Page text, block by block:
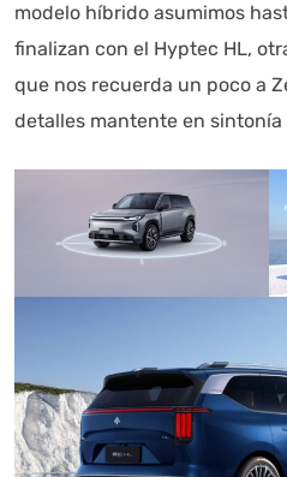
modelo híbrido asumimos
finalizan con el Hyptec HL,
que nos recuerda un poco a
detalles mantente en